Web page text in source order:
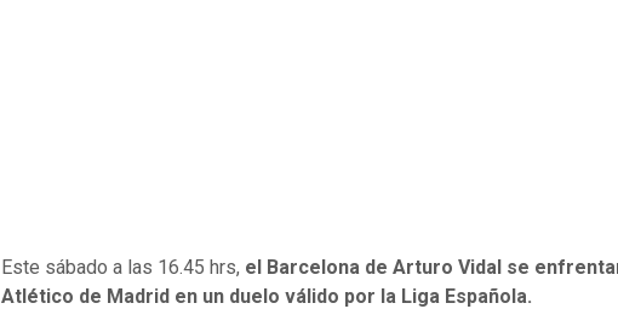
Este sábado a las 16.45 hrs, el Barcelona de Arturo Vidal se
Atlético de Madrid en un duelo válido por la Liga Española.